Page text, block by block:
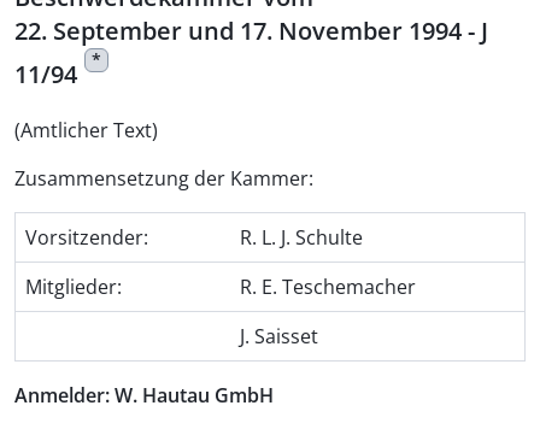
22. September und 17. November 1994 - J
11/94
*
(Amtlicher Text)
Zusammensetzung der Kammer:
Vorsitzender:
R. L. J. Schulte
Mitglieder:
R. E. Teschemacher
J. Saisset
Anmelder: W. Hautau GmbH